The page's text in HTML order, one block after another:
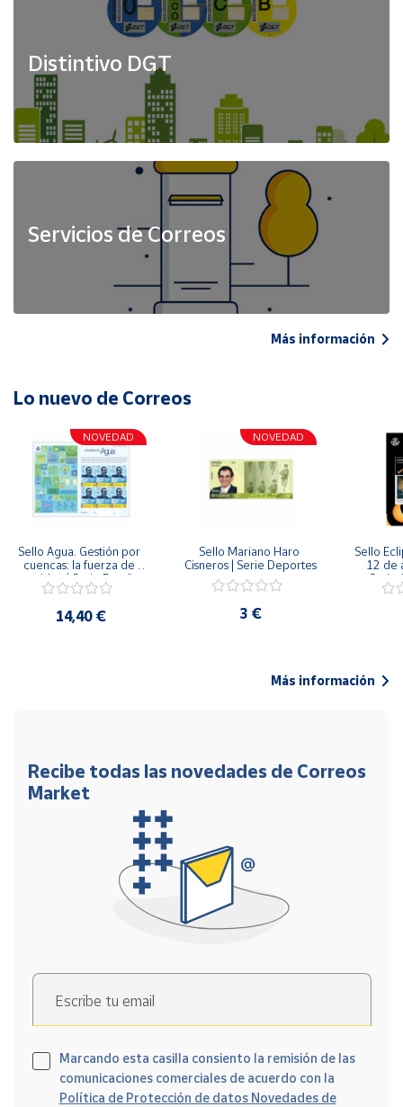
Distintivo DGT
Servicios de Correos
Más información
Lo nuevo de Correos
NOVEDAD
Sello Agua. Gestión por
cuencas: la fuerza de
una idea.| Serie España
ES| Pliego Premium
14,40 €
NOVEDAD
Sello Mariano Haro
Cisneros | Serie Deportes
3 €
Sello
12 de
Serie
Más información
Recibe todas las novedades de Correos
Market
Escribe tu email
Marcando esta casilla consiento la remisión de las
comunicaciones comerciales de acuerdo con la
Política de Protección de datos Novedades de